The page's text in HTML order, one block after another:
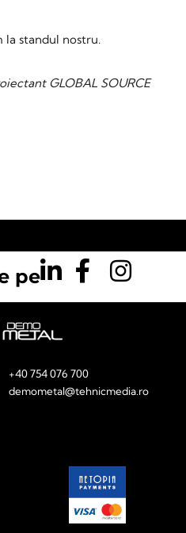
la standul nostru.
GLOBAL SOURCE
pe
+40 754 076 700
demometal@tehnicmedia.ro